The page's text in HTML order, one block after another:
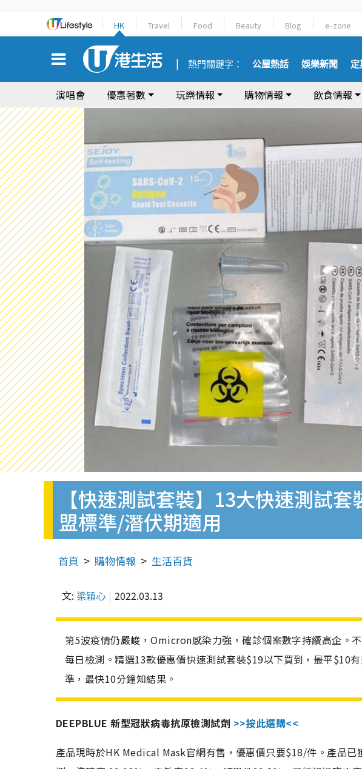
HK Travel Food Beauty Blog e-zone
熱門關鍵字： 公屋熱話 娛樂新聞 定
演唱會 優惠著數 玩樂情報 購物情報 飲食情報
【快速測試套裝】13大快速測試
盟標準/潛伏期適用
首頁 購物情報 生活百貨
文: 梁穎心 2022.03.13
第5波疫情仍嚴峻，Omicron感染力強，確診個案數字持續高企。
每日檢測。精選13款優惠價快速測試套裝$19以下買到，最平$10
準，最快10分鐘知結果。
DEEPBLUE 新型冠狀病毒抗原檢測試劑 >>按此選購<<
產品現時於HK Medical Mask官網有售，優惠價只要$18/件。產品